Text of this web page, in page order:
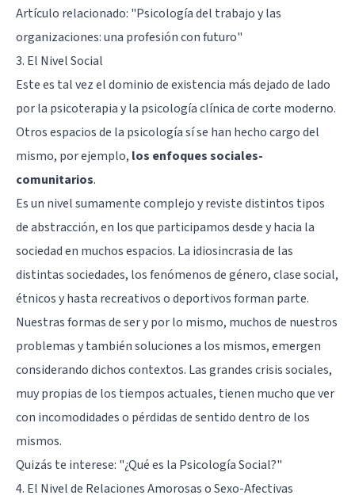
Artículo relacionado: "Psicología del trabajo y las
organizaciones: una profesión con futuro"
3. El Nivel Social
Este es tal vez el dominio de existencia más dejado de lado
por la psicoterapia y la psicología clínica de corte moderno.
Otros espacios de la psicología sí se han hecho cargo del
mismo, por ejemplo, los enfoques sociales-
comunitarios.
Es un nivel sumamente complejo y reviste distintos tipos
de abstracción, en los que participamos desde y hacia la
sociedad en muchos espacios. La idiosincrasia de las
distintas sociedades, los fenómenos de género, clase social,
étnicos y hasta recreativos o deportivos forman parte.
Nuestras formas de ser y por lo mismo, muchos de nuestros
problemas y también soluciones a los mismos, emergen
considerando dichos contextos. Las grandes crisis sociales,
muy propias de los tiempos actuales, tienen mucho que ver
con incomodidades o pérdidas de sentido dentro de los
mismos.
Quizás te interese: "¿Qué es la Psicología Social?"
4. El Nivel de Relaciones Amorosas o Sexo-Afectivas